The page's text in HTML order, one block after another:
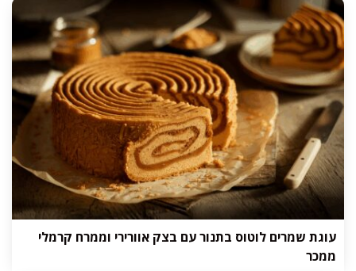
עוגת שמרים לוטוס בתנור עם בצק אוורירי וממרח קרמלי
ממכר